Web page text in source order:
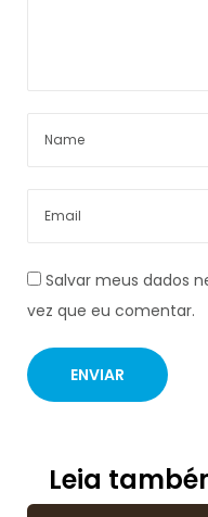
Salvar meus dados
vez que eu comentar.
Leia